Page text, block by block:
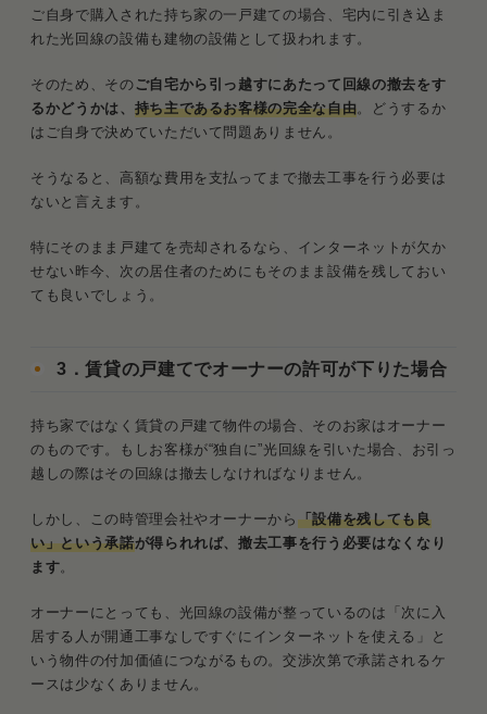
ご自身で購入された持ち家の一戸建ての場合、宅内に引き込ま
れた光回線の設備も建物の設備として扱われます。
そのため、その ご自宅から引っ越すにあたって回線の撤去をす
るかどうかは、 持ち主であるお客様の完全な自由。どうするか
はご自身で決めていただいて問題ありません。
そうなると、高額な費用を支払ってまで撤去工事を行う必要は
ないと言えます。
特にそのまま戸建てを売却されるなら、インターネットが欠か
せない昨今、次の居住者のためにもそのまま設備を残しておい
ても良いでしょう。
3．賃貸の戸建てでオーナーの許可が下りた場合
持ち家ではなく賃貸の戸建て物件の場合、そのお家はオーナー
のものです。もしお客様が“独自に”光回線を引いた場合、お引っ
越しの際はその回線は撤去しなければなりません。
しかし、この時管理会社やオーナーから 「設備を残しても良
い」という承諾が得られれば、撤去工事を行う必要はなくなり
ます。
オーナーにとっても、光回線の設備が整っているのは「次に入
居する人が開通工事なしですぐにインターネットを使える」と
いう物件の付加価値につながるもの。交渉次第で承諾されるケ
ースは少なくありません。